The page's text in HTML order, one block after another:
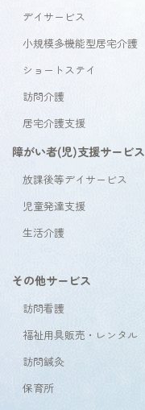
デイサービス
小規模多機能型居宅介護
ショートステイ
訪問介護
居宅介護支援
障がい者(児)支援サービス
放課後等デイサービス
児童発達支援
生活介護
その他サービス
訪問看護
福祉用具販売・レンタル
訪問鍼灸
保育所